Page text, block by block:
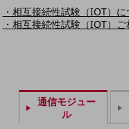
Smart Education
Smart Healthcare
Smart Industry
地域社会を支える皆さまと地域課
地域経済のさらなる活性化に取り
・相互接続性試験（IOT）
・相互接続性試験（IOT）
通信モジュー
ル